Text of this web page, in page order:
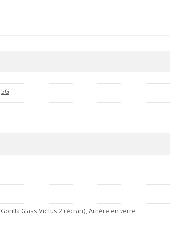
5G
Gorilla Glass Victus 2 (écran), Arrière en verre